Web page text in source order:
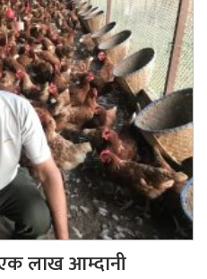
लाख आम्दानी